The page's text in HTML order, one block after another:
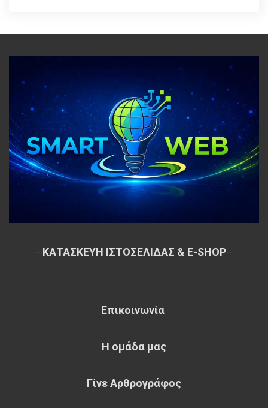
ΚΑΤΑΣΚΕΥΗ ΙΣΤΟΣΕΛΙΔΑΣ & E-SHOP~
Επικοινωνία
Η ομάδα μας
Γίνε Αρθρογράφος